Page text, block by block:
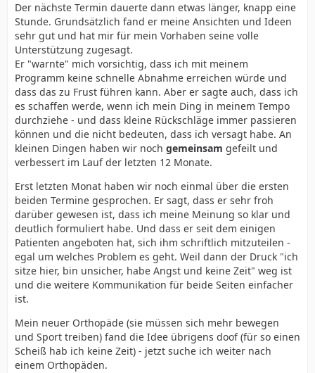
Der nächste Termin dauerte dann etwas länger, knapp eine
Stunde. Grundsätzlich fand er meine Ansichten und Ideen
sehr gut und hat mir für mein Vorhaben seine volle
Unterstützung zugesagt.
Er "warnte" mich vorsichtig, dass ich mit meinem
Programm keine schnelle Abnahme erreichen würde und
dass das zu Frust führen kann. Aber er sagte auch, dass ich
es schaffen werde, wenn ich mein Ding in meinem Tempo
durchziehe - und dass kleine Rückschläge immer passieren
können und die nicht bedeuten, dass ich versagt habe. An
kleinen Dingen haben wir noch gemeinsam gefeilt und
verbessert im Lauf der letzten 12 Monate.
Erst letzten Monat haben wir noch einmal über die ersten
beiden Termine gesprochen. Er sagt, dass er sehr froh
darüber gewesen ist, dass ich meine Meinung so klar und
deutlich formuliert habe. Und dass er seit dem einigen
Patienten angeboten hat, sich ihm schriftlich mitzuteilen -
egal um welches Problem es geht. Weil dann der Druck "ich
sitze hier, bin unsicher, habe Angst und keine Zeit" weg ist
und die weitere Kommunikation für beide Seiten einfacher
ist.
Mein neuer Orthopäde (sie müssen sich mehr bewegen
und Sport treiben) fand die Idee übrigens doof (für so einen
Scheiß hab ich keine Zeit) - jetzt suche ich weiter nach
einem Orthopäden.